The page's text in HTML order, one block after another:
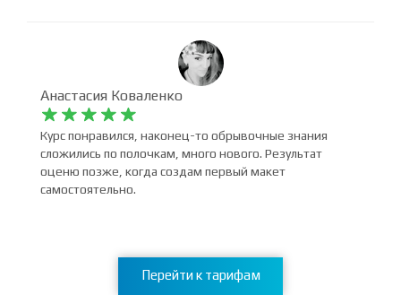
Анастасия Коваленко
    
    
Курс понравился, наконец-то обрывочные знания
сложились по полочкам, много нового. Результат
оценю позже, когда создам первый макет
самостоятельно.
Перейти к тарифам